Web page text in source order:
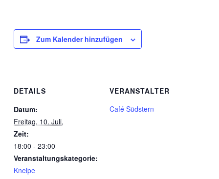
Zum Kalender hinzufügen
DETAILS
Datum:
Freitag, 10. Juli,
Zeit:
18:00 - 23:00
Veranstaltungskategorie:
Kneipe
VERANSTALTER
Café Südstern